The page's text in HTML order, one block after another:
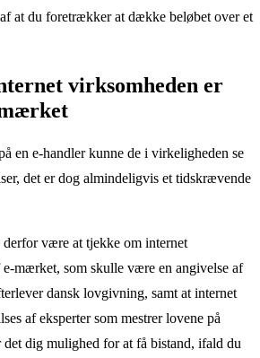
at du foretrækker at dække beløbet over et
virksomheden er
en e-handler kunne de i virkeligheden se
det er dog almindeligvis et tidskrævende
være at tjekke om internet
mærket, som skulle være en angivelse af
dansk lovgivning, samt at internet
af eksperter som mestrer lovene på
det dig mulighed for at få bistand, ifald du